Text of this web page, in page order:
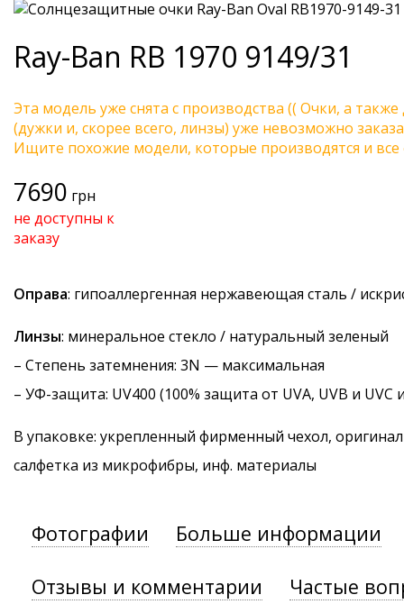
Ray-Ban RB 1970 9149/31
Эта модель уже снята с производства (( Очки, а
(дужки и, скорее всего, линзы) уже невозможно
Ищите похожие модели, которые производятся и
7690 грн
не доступны к
заказу
Оправа: гипоаллергенная нержавеющая сталь /
Линзы: минеральное стекло / натуральный зеленый
– Степень затемнения: 3N — максимальная
– УФ-защита: UV400 (100% защита от UVA, UVB и UVC
В упаковке: укрепленный фирменный чехол,
салфетка из микрофибры, инф. материалы
Фотографии Больше информации
Отзывы и комментарии Частые